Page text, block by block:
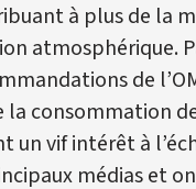
à plus de la
atmosphérique.
de
la consommation
un vif intérêt à
médias et